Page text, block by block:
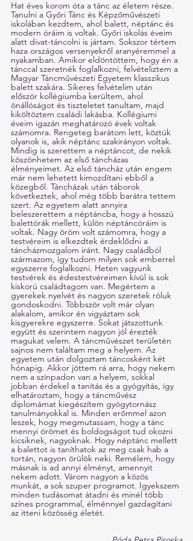
Hat éves korom óta a tánc az életem része.
Tanulni a Győri Tánc és Képzőművészeti
iskolában kezdtem, ahol balett, néptánc és
modern óráim is voltak. Győri iskolás éveim
alatt divat-táncolni is jártam. Sokszor tértem
haza országos versenyekről aranyéremmel a
nyakamban. Amikor eldöntöttem, hogy én a
tánccal szeretnék foglalkozni, felvételiztem a
Magyar Táncművészeti Egyetem klasszikus
balett szakára. Sikeres felvételim után
először kollégiumba kerültem, ahol
önállóságot és tiszteletet tanultam, majd
kiköltöztem családi lakásba. Kollégiumi
éveim igazán meghatározó évek voltak
számomra. Rengeteg barátom lett, köztük
olyanok is, akik néptánc szakirányon voltak.
Mindig is szerettem a néptáncot, de nekik
köszönhetem az első táncházas
élményeimet. Az első táncház után engem
már nem lehetett kimozdítani ebből a
közegből. Táncházak után táborok
következtek, ahol még több barátra tettem
szert. Az egyetem alatt annyira
beleszerettem a néptáncba, hogy a hosszú
balettórák mellett, külön néptáncóráim is
voltak. Nagy öröm volt számomra, hogy a
testvéreim is elkezdtek érdeklődni a
táncházmozgalom iránt. Nagy családból
származom, így tudom milyen sok emberrel
egyszerre foglalkozni. Heten vagyunk
testvérek és édestestvéreimen kívül is sok
kiskorú családtagom van. Megértem a
gyerekek nyelvét és nagyon szeretek róluk
gondoskodni. Többször volt már olyan
alakalom, amikor én vigyáztam sok
kisgyerekre egyszerre. Sokat játszottunk
együtt és szerintem nagyon jól érezték
magukat velem. A táncművészet területén
sajnos nem találtam meg a helyem. Az
egyetem után dolgoztam táncosként két
hónapig. Akkor jöttem rá arra, hogy nekem
nem a színpadon van a helyem, sokkal
jobban érdekel a tanítás és a gyógyítás, így
elhatároztam, hogy a táncművész
diplomámat kiegészítem gyógytornász
tanulmányokkal is. Minden erőmmel azon
leszek, hogy megmutassam, hogy a tánc
mennyi örömet és boldogságot tud okozni
kicsiknek, nagyoknak. Hogy néptánc mellett
a balettot is taníthatok az meg csak hab a
tortán, nagyon örülök neki. Remélem, hogy
másnak is ad annyi élményt, amennyit
nekem adott. Várom nagyon a közös
munkát, a sok szuper programot. Igyekszem
minden tudásomat átadni és minél több
színes programmal, élménnyel gazdagítani
az itteni közösség életét.